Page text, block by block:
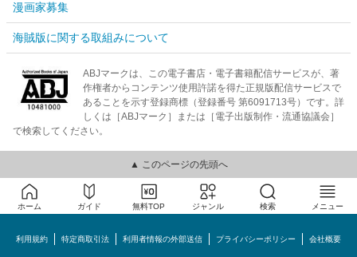
漫画家募集
海賊版に関する取組みについて
ABJマークは、この電子書店・電子書籍配信サービスが、著
作権者からコンテンツ使用許諾を得た正規版配信サービスで
あることを示す登録商標（登録番号 第6091713号）です。詳
しくは［ABJマーク］または［電子出版制作・流通協議会］
で検索してください。
▲ このページの先頭へ
ホーム ガイド 無料TOP ジャンル 検索 メニュー
利用規約 特定商取引法 利用者情報の外部送信 プライバシーポリシー 会社概要